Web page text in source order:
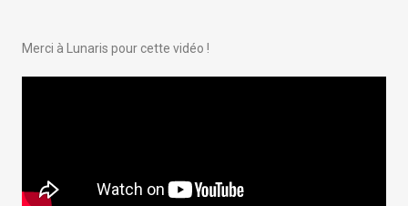
Merci à Lunaris pour cette vidéo !